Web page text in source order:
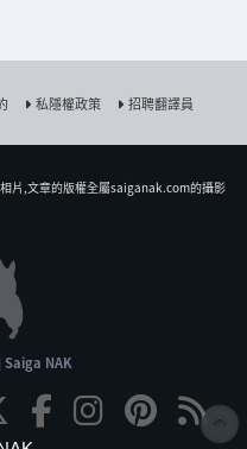
私隱權政策 招聘翻譯員
片,文章的版權全屬saiganak.com的攝影
Saiga NAK